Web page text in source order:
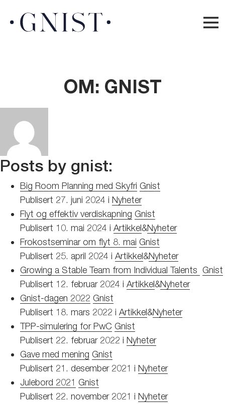
OM: GNIST
Posts by gnist:
Big Room Planning med Skyfri Gnist
Publisert 27. juni 2024 i Nyheter
Flyt og effektiv verdiskapning Gnist
Publisert 10. mai 2024 i Artikkel&Nyheter
Frokostseminar om flyt 8. mai Gnist
Publisert 25. april 2024 i Artikkel&Nyheter
Growing a Stable Team from Individual Talents Gnist
Publisert 12. februar 2024 i Artikkel&Nyheter
Gnist-dagen 2022 Gnist
Publisert 18. mars 2022 i Artikkel&Nyheter
TPP-simulering for PwC Gnist
Publisert 22. februar 2022 i Nyheter
Gave med mening Gnist
Publisert 21. desember 2021 i Nyheter
Julebord 2021 Gnist
Publisert 22. november 2021 i Nyheter